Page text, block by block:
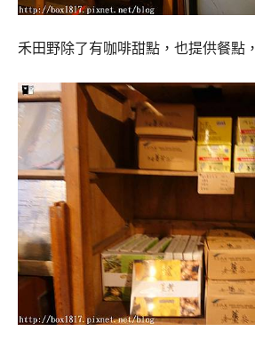
禾田野除了有咖啡甜點，也提供餐點，